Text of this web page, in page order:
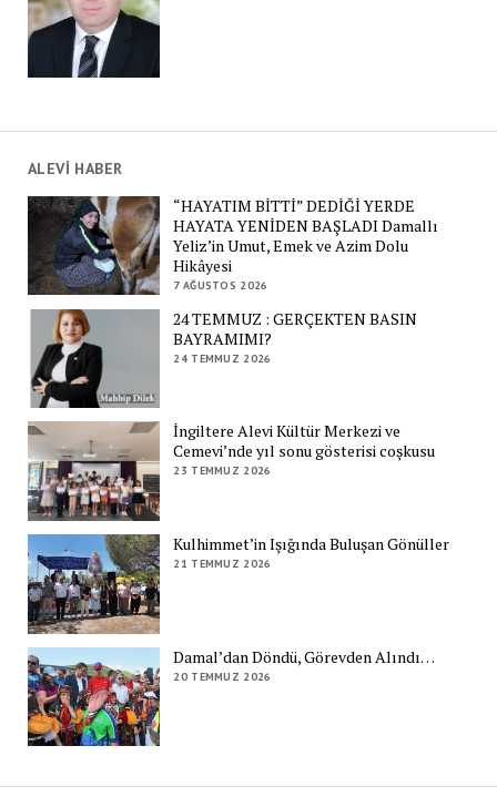
ALEVİ HABER
“HAYATIM BİTTİ” DEDİĞİ YERDE
HAYATA YENİDEN BAŞLADI Damallı
Yeliz’in Umut, Emek ve Azim Dolu
Hikâyesi
7 AĞUSTOS 2026
24 TEMMUZ : GERÇEKTEN BASIN
BAYRAMIMI?
24 TEMMUZ 2026
İngiltere Alevi Kültür Merkezi ve
Cemevi’nde yıl sonu gösterisi coşkusu
23 TEMMUZ 2026
Kulhimmet’in Işığında Buluşan Gönüller
21 TEMMUZ 2026
Damal’dan Döndü, Görevden Alındı…
20 TEMMUZ 2026